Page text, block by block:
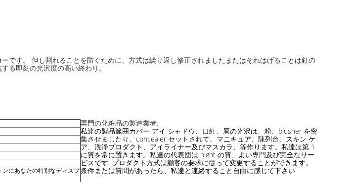
ーです。 但し割れることを防ぐために、方式は繰り返し修正されましたまたはそれはげることは釘の
る即刻の光沢度の高い終わり。
にあなたの特別なディスプ
専門の化粧品の製造業者:
私達の製品範囲カバー アイ シャドウ、口紅、唇の光沢は、粉、blusher を密
集させましたり、concealer セットされて、マニキュア、陳列台、スキン ケ
ア、洗浄プロダクト、アイライナー及びマスカラ、等作ります。私達は第 1
に質を常に置きます。私達の代表団は hight の質、よい専門及び完全なサー
ビスです! プロダクト方式は顧客の要求に従って変更することができます。
条件または質問があったら、私達と連絡すること自由に感じて下さい